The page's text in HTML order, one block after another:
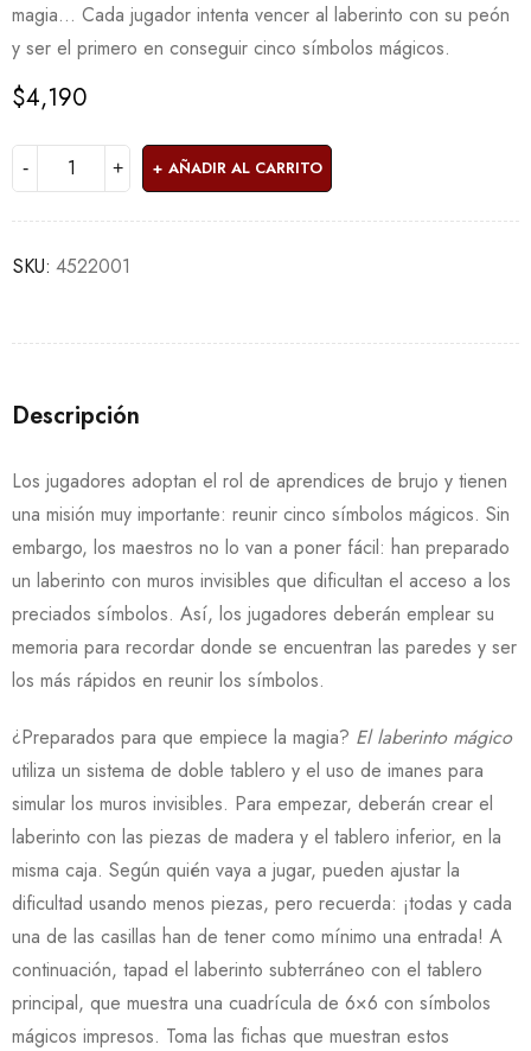
magia… Cada jugador intenta vencer al laberinto con su peón
y ser el primero en conseguir cinco símbolos mágicos.
$4,190
AÑADIR AL CARRITO
SKU: 4522001
Descripción
Los jugadores adoptan el rol de aprendices de brujo y tienen
una misión muy importante: reunir cinco símbolos mágicos. Sin
embargo, los maestros no lo van a poner fácil: han preparado
un laberinto con muros invisibles que dificultan el acceso a los
preciados símbolos. Así, los jugadores deberán emplear su
memoria para recordar donde se encuentran las paredes y ser
los más rápidos en reunir los símbolos.
¿Preparados para que empiece la magia? El laberinto mágico
utiliza un sistema de doble tablero y el uso de imanes para
simular los muros invisibles. Para empezar, deberán crear el
laberinto con las piezas de madera y el tablero inferior, en la
misma caja. Según quién vaya a jugar, pueden ajustar la
dificultad usando menos piezas, pero recuerda: ¡todas y cada
una de las casillas han de tener como mínimo una entrada! A
continuación, tapad el laberinto subterráneo con el tablero
principal, que muestra una cuadrícula de 6×6 con símbolos
mágicos impresos. Toma las fichas que muestran estos